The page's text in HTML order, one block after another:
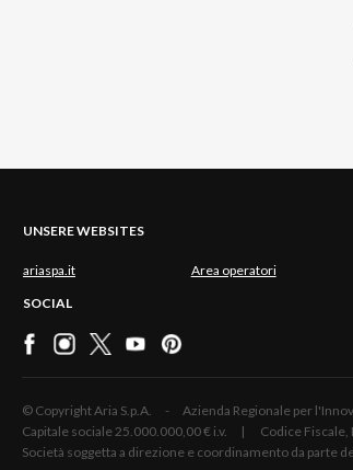
UNSERE WEBSITES
ariaspa.it Area operatori
SOCIAL
© Copyright Aria S.p.A. - Azienda Regionale per
Capitale sociale 25.000.000,00 € i.v. | Codice Fiscale,
Società soggetta a direzione e coordinamento da parte